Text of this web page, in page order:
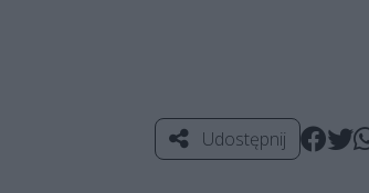
Udostępnij